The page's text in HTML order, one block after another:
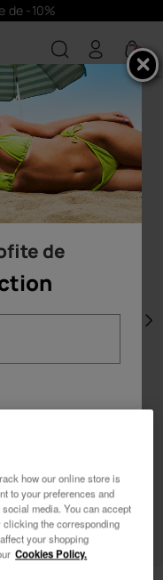
de -10%
0
de
lu et j'accepte la
how our online store is
to your preferences and
media. You can accept
the corresponding
your shopping
Cookies Policy.